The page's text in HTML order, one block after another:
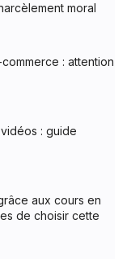
moral
: attention
: guide
aux cours en
de choisir cette